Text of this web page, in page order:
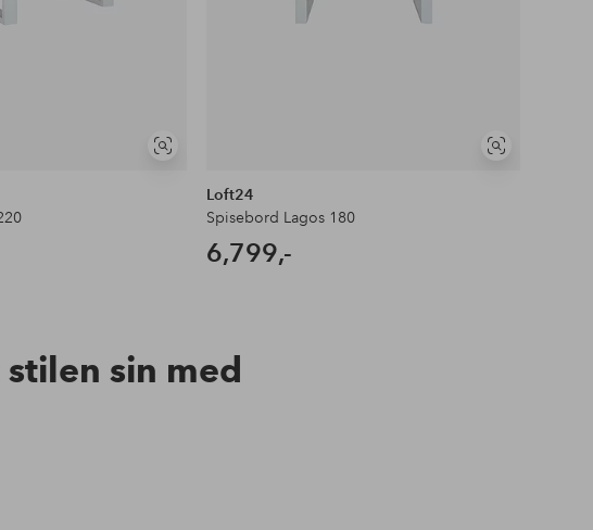
Vis
Vis
Loft24
Spisebord Lagos 180
6,799,-
sin med